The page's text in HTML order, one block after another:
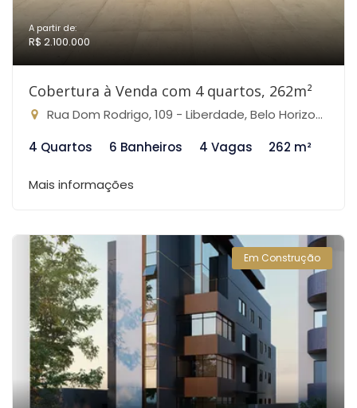
A partir de:
R$ 2.100.000
Cobertura à Venda com 4 quartos, 262m²
Rua Dom Rodrigo, 109 - Liberdade, Belo Horizonte-MG
4 Quartos
6 Banheiros 4 Vagas 262 m²
Mais informações
Em Construção